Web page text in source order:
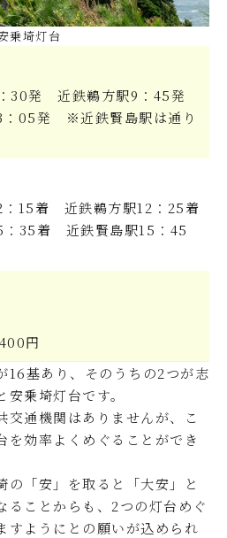
乗埼灯台
30発 近鉄鵜方駅9：45発
：05発 ※近鉄賢島駅は通り
15着 近鉄鵜方駅12：25着
35着 近鉄賢島駅15：45
円
16基あり、そのうちの2つが志
乗埼灯台です。
交通機関はありませんが、こ
を効率よくめぐることができ
の「安」を取ると「大安」と
ることからも、2つの灯台めぐ
すようにとの願いが込められ